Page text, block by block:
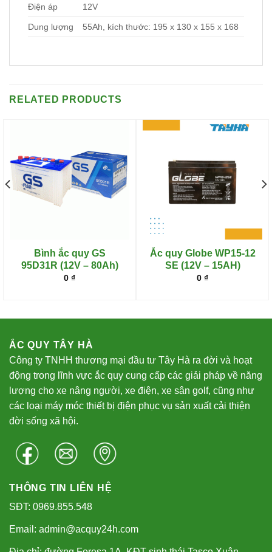
Điện áp 12V
Dung lượng 55Ah, kích thước: 195 x 130 x 155 x 168
RELATED PRODUCTS
Bình ắc quy GS
95D31R (12V – 80Ah)
0 ₫
Ắc quy Globe WP15-12
SE (12V – 15AH)
0 ₫
ẮC QUY TÂY HÀ
Công ty TNHH thương mại đầu tư Tây Hà ra đời và hoạt
động trong lĩnh vực ắc quy cung cấp các giải pháp về năng
lượng cho xe nâng người, xe điện, xe sân golf, cũng như
các loại máy móc thiết bị điện phục vụ sản xuất cải thiện
đời sống xã hội.
THÔNG TIN LIÊN HỆ
SĐT: 0969.855.548
Email: admin@acquy24h.com